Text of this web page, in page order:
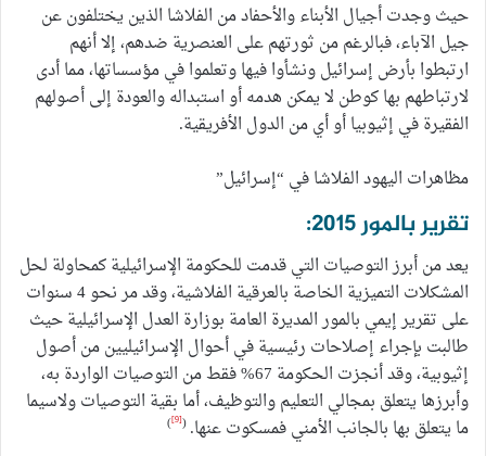
حيث وجدت أجيال الأبناء والأحفاد من الفلاشا الذين يختلفون عن
جيل الآباء، فبالرغم من ثورتهم على العنصرية ضدهم، إلا أنهم
ارتبطوا بأرض إسرائيل ونشأوا فيها وتعلموا في مؤسساتها، مما أدى
لارتباطهم بها كوطن لا يمكن هدمه أو استبداله والعودة إلى أصولهم
الفقيرة في إثيوبيا أو أي من الدول الأفريقية.
مظاهرات اليهود الفلاشا في “إسرائيل”
تقرير بالمور 2015:
يعد من أبرز التوصيات التي قدمت للحكومة الإسرائيلية كمحاولة لحل
المشكلات التميزية الخاصة بالعرقية الفلاشية، وقد مر نحو 4 سنوات
على تقرير إيمي بالمور المديرة العامة بوزارة العدل الإسرائيلية حيث
طالبت بإجراء إصلاحات رئيسية في أحوال الإسرائيليين من أصول
إثيوبية، وقد أنجزت الحكومة 67% فقط من التوصيات الواردة به،
وأبرزها يتعلق بمجالي التعليم والتوظيف، أما بقية التوصيات ولاسيما
ما يتعلق بها بالجانب الأمني فمسكوت عنها.(
[9]
)